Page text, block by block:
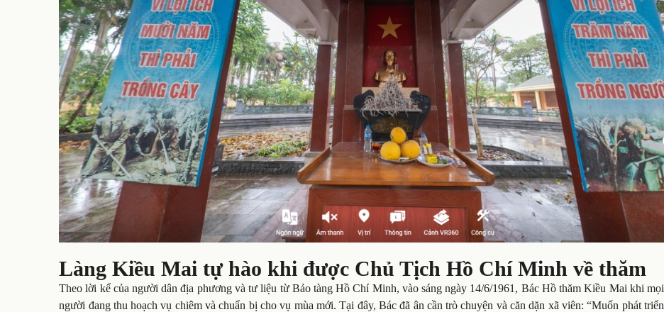
Làng Kiều Mai tự hào khi được Chủ Tịch Hồ Chí Minh về thăm
Theo lời kể của người dân địa phương và tư liệu từ Bảo tàng Hồ Chí Minh, vào sáng ngày 14/6/1961, Bác Hồ thăm Kiều Mai khi mọi
người đang thu hoạch vụ chiêm và chuẩn bị cho vụ mùa mới. Tại đây, Bác đã ân cần trò chuyện và căn dặn xã viên: “Muốn phát triển